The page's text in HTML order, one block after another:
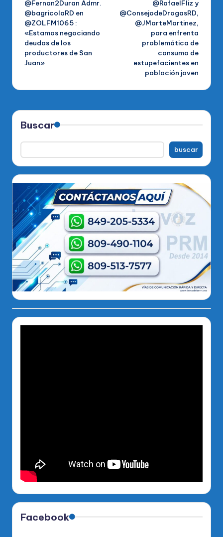
entradas
@Fernan2Duran Admr.
@bagricolaRD en
@ZOLFM1065 :
«Estamos negociando
deudas de los
productores de San
Juan»
@RafaelFliz y
@ConsejodeDrogasRD,
@JMarteMartinez,
para enfrenta
problemática de
consumo de
estupefacientes en
población joven
Buscar
buscar
Facebook